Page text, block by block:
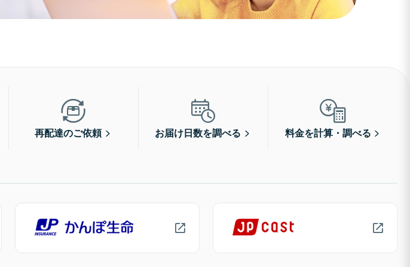
再配達のご依頼 お届け日数を調べる 料金を計算・調べる